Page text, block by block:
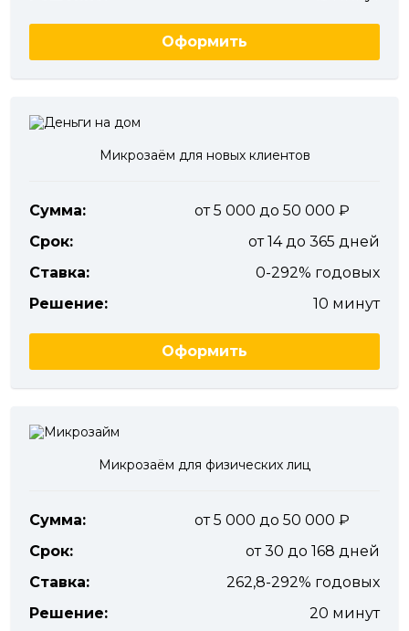
Оформить
Микрозаём для новых клиентов
Сумма:
от 5 000 до 50 000
Срок:
от 14 до 365 дней
Ставка:
0-292% годовых
Решение:
10 минут
Оформить
Микрозаём для физических лиц
Сумма:
от 5 000 до 50 000
Срок:
от 30 до 168 дней
Ставка:
262,8-292% годовых
Решение:
20 минут